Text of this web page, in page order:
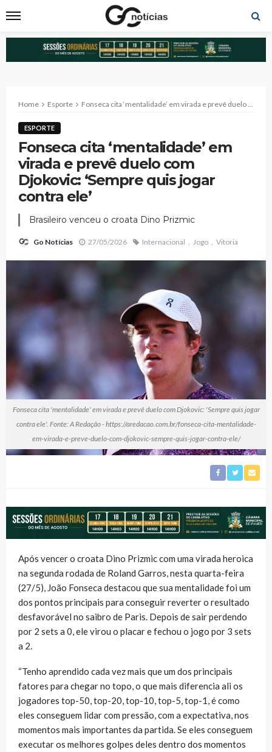
Home Esporte Fonseca cita ‘mentalidade’ em virada e prevê duelo com Djokovic: ‘Sempre quis jogar contra ele’
ESPORTE
Fonseca cita ‘mentalidade’ em
virada e prevê duelo com
Djokovic: ‘Sempre quis jogar
contra ele’
Brasileiro venceu o croata Dino Prizmic
Go Notícias 27/05/2026 Internacional Jogo Vitoria
Fonseca cita 'mentalidade' em virada e prevê duelo com Djokovic: 'Sempre quis jogar
contra ele'. Fonte: A Redação - https://aredacao.com.br/fonseca-cita-mentalidade-
em-virada-e-preve-duelo-com-djokovic-sempre-quis-jogar-contra-ele/
Após vencer o croata Dino Prizmic com uma virada heroica
na segunda rodada de Roland Garros, nesta quarta-feira
(27/5), João Fonseca destacou que sua mentalidade foi um
dos pontos principais para conseguir reverter o resultado
desfavorável no saibro de Paris. Depois de sair perdendo
por 2 sets a 0, ele virou o placar e fechou o jogo por 3 sets
a 2.
“Tenho aprendido cada vez mais que um dos principais
fatores para chegar no topo, o que mais diferencia ali os
jogadores top-50, top-20, top-10, top-5, top-1, é como
eles conseguem lidar com pressão, com a expectativa, nos
momentos mais importantes da partida. Se eles conseguem
executar os melhores golpes deles dentro dos momentos